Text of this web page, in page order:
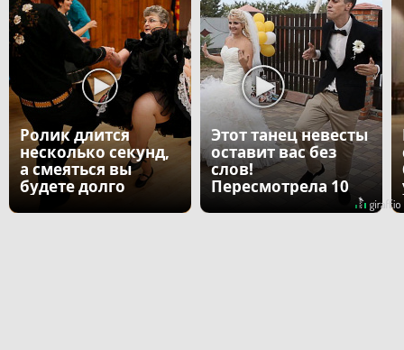
Ролик длится
несколько секунд,
а смеяться вы
будете долго
Этот танец невесты
оставит вас без
слов!
Пересмотрела 10